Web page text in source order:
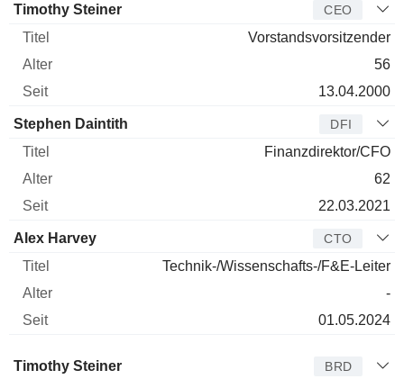
Manager Titel Alter
Timothy Steiner CEO
Vorstandsvorsitzender
56
13.04.2000
Stephen Daintith DFI
Finanzdirektor/CFO
62
22.03.2021
Alex Harvey CTO
Technik-/Wissenschafts-/F&E-Leiter
-
01.05.2024
Verwaltungsratsmitglied
Timothy Steiner BRD